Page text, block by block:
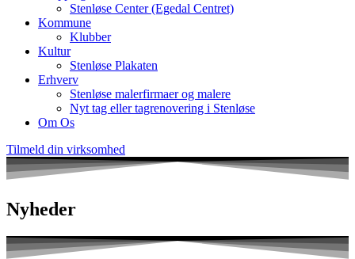
Stenløse Center (Egedal Centret)
Kommune
Klubber
Kultur
Stenløse Plakaten
Erhverv
Stenløse malerfirmaer og malere
Nyt tag eller tagrenovering i Stenløse
Om Os
Tilmeld din virksomhed
Nyheder